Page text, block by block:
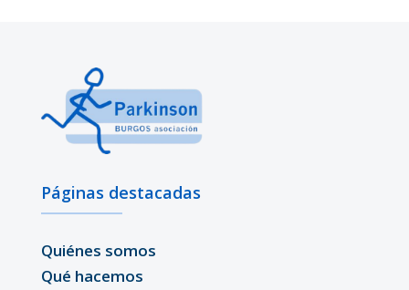
Páginas destacadas
Quiénes somos
Qué hacemos